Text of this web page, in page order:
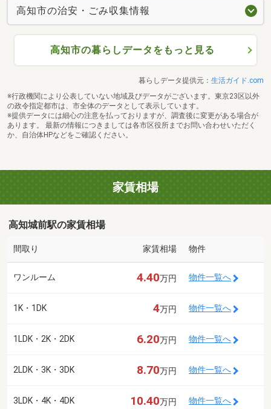
高知市の治安・ごみ収集情報
高知市の暮らしデータをもっと見る
暮らしデータ提供元： 生活ガイド.com
※行政機関により公表していない地域及びデータがございます。東京23区以外
の政令指定都市は、市全体のデータとして表示しています。
※提供データには細心の注意を払っておりますが、調査後に変更がある場合が
あります。 最新の情報につきましては各市区役所までお問い合わせいただく
か、自治体HPなどをご確認ください。
家賃相場
高知城前駅の家賃相場
間取り 家賃相場 物件
ワンルーム 4.40万円 物件一覧へ
1K・1DK 4万円 物件一覧へ
1LDK・2K・2DK 6.20万円 物件一覧へ
2LDK・3K・3DK 8.70万円 物件一覧へ
3LDK・4K・4DK 10.40万円 物件一覧へ